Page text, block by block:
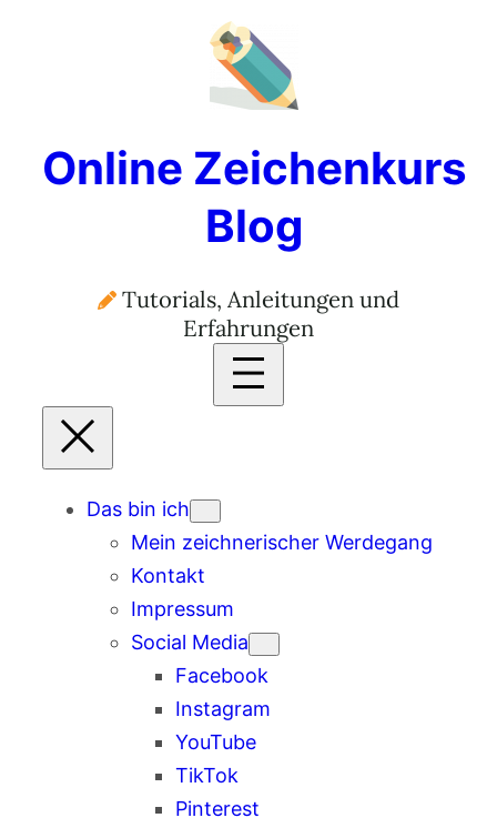
Online Zeichenkurs
Blog
Tutorials, Anleitungen und
Erfahrungen
Das bin ich
Mein zeichnerischer Werdegang
Kontakt
Impressum
Social Media
Facebook
Instagram
YouTube
TikTok
Pinterest